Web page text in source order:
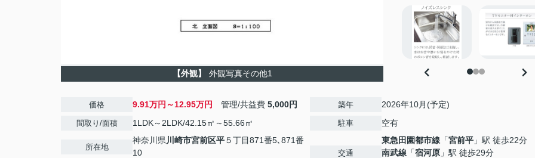
【外観】 外観写真その他1
価格 9.91万円～12.95万円 管理/共益費 5,000円
間取り/面積 1LDK～2LDK/42.15㎡～55.66㎡
所在地
神奈川県川崎市宮前区平５丁目871番5､871番
10
築年 2026年10月(予定)
駐車 空有
交通
東急田園都市線 「宮前平 」駅 徒歩22分
南武線 「宿河原 」駅 徒歩29分